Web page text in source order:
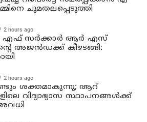
ചുമതലപ്പെടുത്തി
2 hours ago
എഫ് സര്‍ക്കാര്‍ ആര്‍ എസ്
അജന്‍ഡക്ക്‌ കീഴടങ്ങി:
2 hours ago
ശക്തമാകുന്നു; ആറ്
വിദ്യാഭ്യാസ സ്ഥാപനങ്ങള്‍ക്ക്